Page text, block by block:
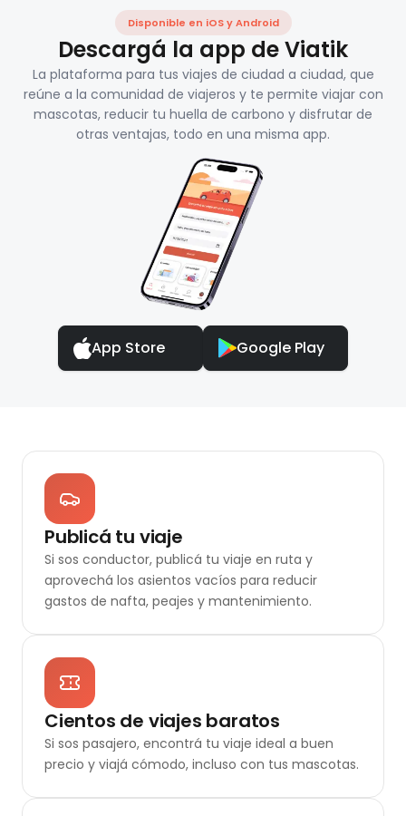
Disponible en iOS y Android
Descargá la app de Viatik
La plataforma para tus viajes de ciudad a ciudad, que
reúne a la comunidad de viajeros y te permite viajar con
mascotas, reducir tu huella de carbono y disfrutar de
otras ventajas, todo en una misma app.
App Store Google Play
Publicá tu viaje
Si sos conductor, publicá tu viaje en ruta y
aprovechá los asientos vacíos para reducir
gastos de nafta, peajes y mantenimiento.
Cientos de viajes baratos
Si sos pasajero, encontrá tu viaje ideal a buen
precio y viajá cómodo, incluso con tus mascotas.